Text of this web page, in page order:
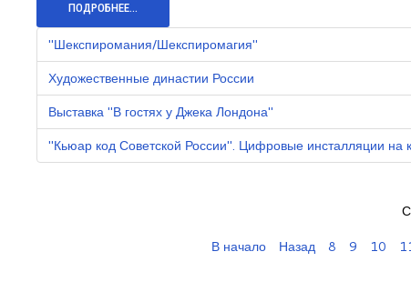
ПОДРОБНЕЕ...
"Шекспиромания/Шекспиромагия"
Художественные династии России
Выставка "В гостях у Джека Лондона"
"Кьюар код Советской России". Цифровые инсталляции на
В начало
Назад 8 9 10